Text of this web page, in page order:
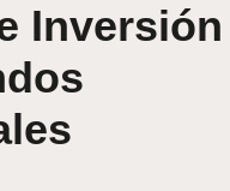
Inversión